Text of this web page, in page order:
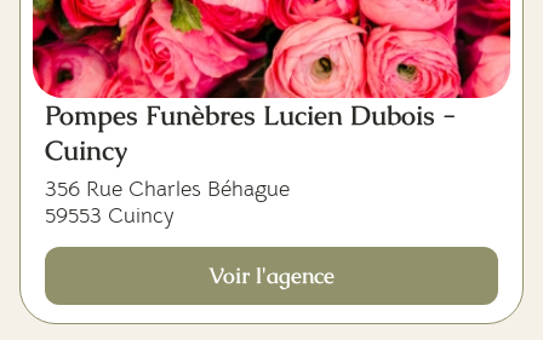
Pompes Funèbres Lucien Dubois -
Cuincy
356 Rue Charles Béhague
59553 Cuincy
Voir l'agence